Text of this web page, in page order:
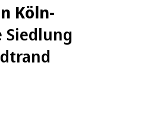
Köln-
Siedlung